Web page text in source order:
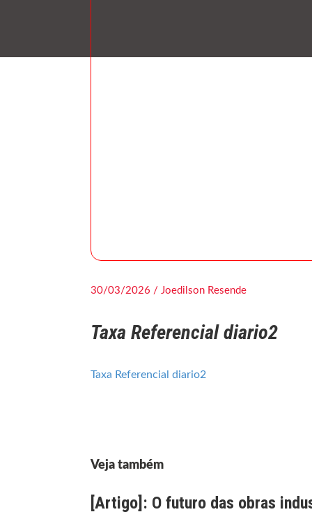
30/03/2026 / Joedilson Resende
Taxa Referencial diario2
Taxa Referencial diario2
Veja também
[Artigo]: O futuro das obras